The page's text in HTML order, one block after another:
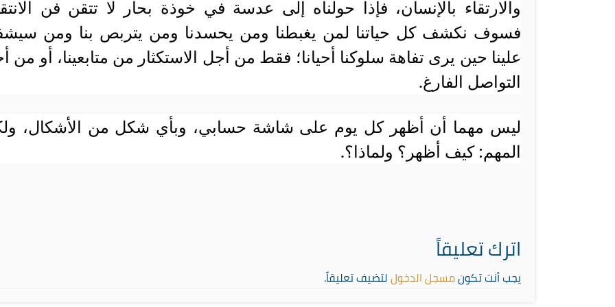
والارتقاء بالإنسان، فإذا حولناه إلى عدسة في خوذة بحار لا تتقن فن
فسوف نكشف كل حياتنا لمن يغبطنا ومن يحسدنا ومن يتربص بنا ومن
علينا حين يرى تفاهة سلوكنا أحيانا؛ فقط من أجل الاستكثار من متابعينا، أو من
التواصل الفارغ.
ليس مهما أن أظهر كل يوم على شاشة حسابي، وبأي شكل من الأشكال،
المهم: كيف أظهر؟ ولماذا؟.
اترك تعليقاً
يجب أنت تكونمسجل الدخوللتضيف تعليقاً.